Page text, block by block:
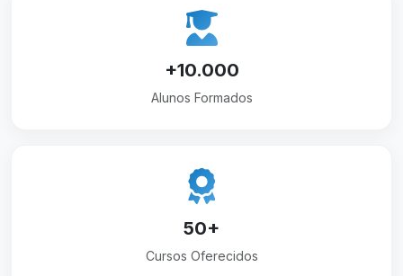
+10.000
Alunos Formados
50+
Cursos Oferecidos